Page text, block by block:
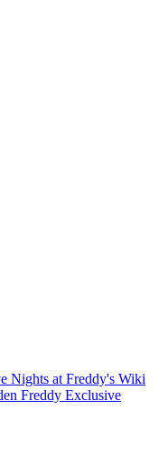
Nights at Freddy's Wiki
Freddy Exclusive